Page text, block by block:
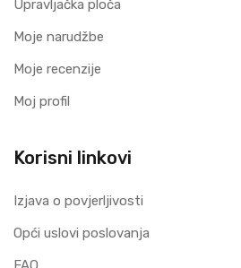
Upravljačka ploča
Moje narudžbe
Moje recenzije
Moj profil
Korisni linkovi
Izjava o povjerljivosti
Opći uslovi poslovanja